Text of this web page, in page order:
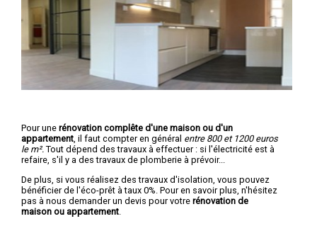
Pour une rénovation complête d'une maison ou d'un
appartement , il faut compter en général entre 800 et 1200 euros
le m². Tout dépend des travaux à effectuer : si l'électricité est à
refaire, s'il y a des travaux de plomberie à prévoir...
De plus, si vous réalisez des travaux d'isolation, vous pouvez
bénéficier de l'éco-prêt à taux 0%. Pour en savoir plus, n'hésitez
pas à nous demander un devis pour votre rénovation de
maison ou appartement